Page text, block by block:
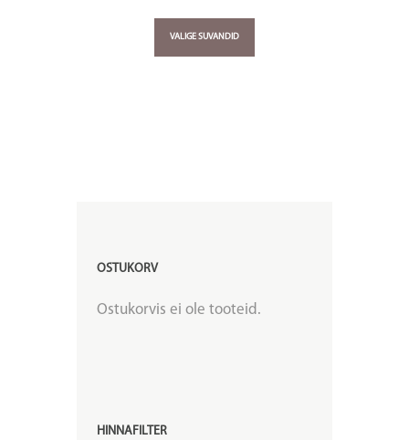
VALIGE SUVANDID
OSTUKORV
Ostukorvis ei ole tooteid.
HINNAFILTER